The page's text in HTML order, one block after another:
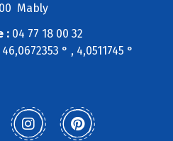
Mably
:04 77 18 00 32
° , 4,0511745 °